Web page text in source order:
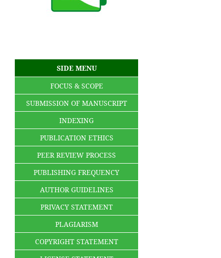
SIDE MENU
FOCUS & SCOPE
SUBMISSION OF MANUSCRIPT
INDEXING
PUBLICATION ETHICS
PEER REVIEW PROCESS
PUBLISHING FREQUENCY
AUTHOR GUIDELINES
PRIVACY STATEMENT
PLAGIARISM
COPYRIGHT STATEMENT